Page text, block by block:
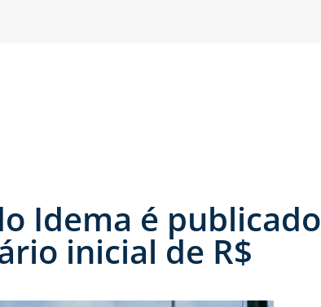
Idema é publicado
inicial de R$